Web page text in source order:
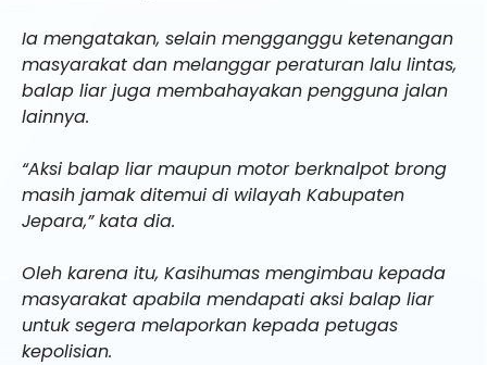
Ia mengatakan, selain mengganggu ketenangan
masyarakat dan melanggar peraturan lalu lintas,
balap liar juga membahayakan pengguna jalan
lainnya.
“Aksi balap liar maupun motor berknalpot brong
masih jamak ditemui di wilayah Kabupaten
Jepara,” kata dia.
Oleh karena itu, Kasihumas mengimbau kepada
masyarakat apabila mendapati aksi balap liar
untuk segera melaporkan kepada petugas
kepolisian.